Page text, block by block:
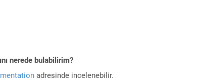
nerede bulabilirim?
adresinde incelenebilir.